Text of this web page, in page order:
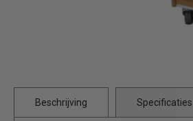
Beschrijving Specificaties